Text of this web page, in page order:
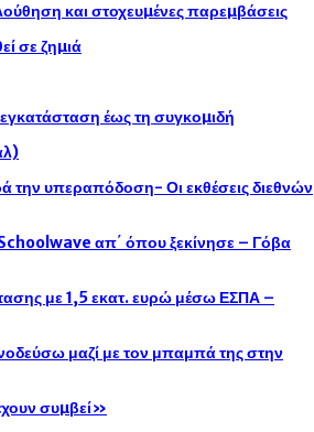
και στοχευµένες παρεµβάσεις
σε ζηµιά
έως τη συγκοµιδή
την υπεραπόδοση- Οι εκθέσεις διεθνών
απ΄ όπου ξεκίνησε – Γόβα
με 1,5 εκατ. ευρώ μέσω ΕΣΠΑ –
μαζί με τον μπαμπά της στην
συµβεί»